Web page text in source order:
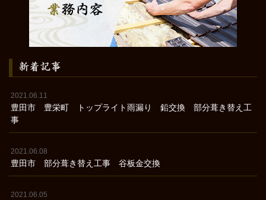
新着記事
2021.06.11
豊田市 豊栄町 トップライト雨漏り 鉛交換 部分葺き替え工
事
2021.06.08
豊田市 部分葺き替え工事 谷板金交換
2021.06.05